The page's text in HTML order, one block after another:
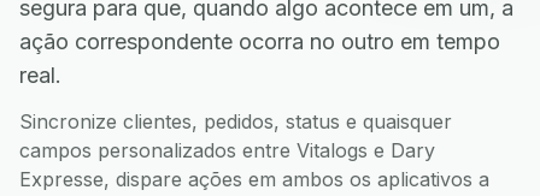
segura para que, quando algo acontece em um, a
ação correspondente ocorra no outro em tempo
real.
Sincronize clientes, pedidos, status e quaisquer
campos personalizados entre Vitalogs e Dary
Expresse, dispare ações em ambos os aplicativos a